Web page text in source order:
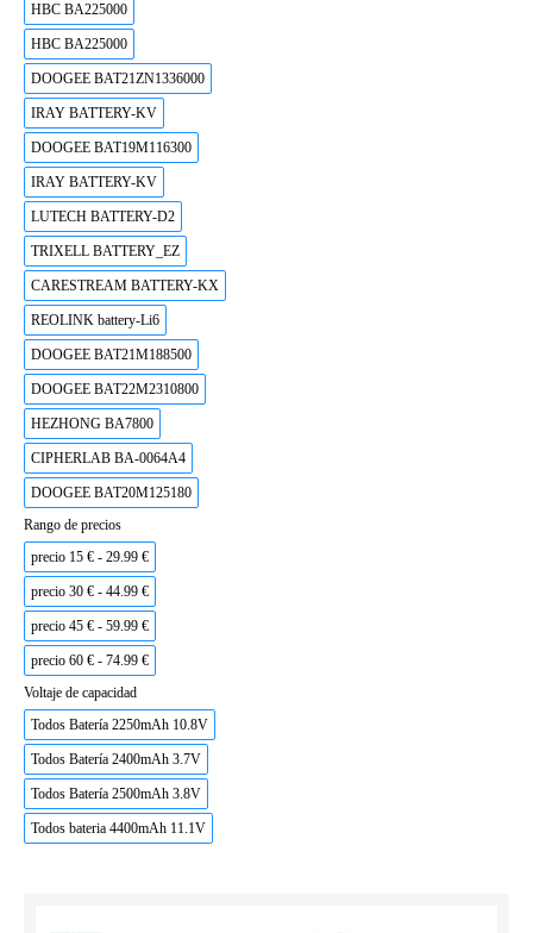
HBC BA225000
HBC BA225000
DOOGEE BAT21ZN1336000
IRAY BATTERY-KV
DOOGEE BAT19M116300
IRAY BATTERY-KV
LUTECH BATTERY-D2
TRIXELL BATTERY_EZ
CARESTREAM BATTERY-KX
REOLINK battery-Li6
DOOGEE BAT21M188500
DOOGEE BAT22M2310800
HEZHONG BA7800
CIPHERLAB BA-0064A4
DOOGEE BAT20M125180
Rango de precios
precio 15 € - 29.99 €
precio 30 € - 44.99 €
precio 45 € - 59.99 €
precio 60 € - 74.99 €
Voltaje de capacidad
Todos Batería 2250mAh 10.8V
Todos Batería 2400mAh 3.7V
Todos Batería 2500mAh 3.8V
Todos bateria 4400mAh 11.1V